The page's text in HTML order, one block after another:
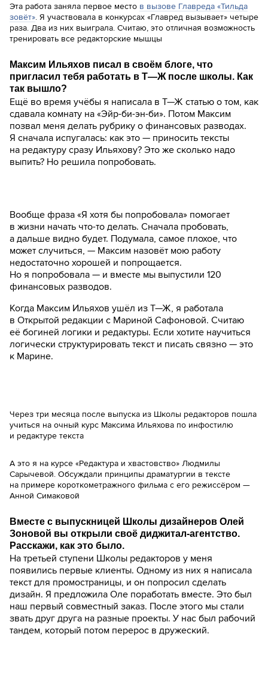
Эта работа заняла первое место в вызове Главреда «Тильда
зовёт». Я участвовала в конкурсах «Главред вызывает» четыре
раза. Два из них выиграла. Считаю, это отличная возможность
тренировать все редакторские мышцы
Максим Ильяхов писал в своём блоге, что
пригласил тебя работать в Т—Ж после школы. Как
так вышло?
Ещё во время учёбы я написала в Т—Ж статью о том, как
сдавала комнату на «Эйр-би-эн-би». Потом Максим
позвал меня делать рубрику о финансовых разводах.
Я сначала испугалась: как это — приносить тексты
на редактуру сразу Ильяхову? Это же сколько надо
выпить? Но решила попробовать.
Вообще фраза «Я хотя бы попробовала» помогает
в жизни начать что-то делать. Сначала пробовать,
а дальше видно будет. Подумала, самое плохое, что
может случиться, — Максим назовёт мою работу
недостаточно хорошей и попрощается.
Но я попробовала — и вместе мы выпустили 120
финансовых разводов.
Когда Максим Ильяхов ушёл из Т—Ж, я работала
в Открытой редакции с Мариной Сафоновой. Считаю
её богиней логики и редактуры. Если хотите научиться
логически структурировать текст и писать связно — это
к Марине.
Через три месяца после выпуска из Школы редакторов пошла
учиться на очный курс Максима Ильяхова по инфостилю
и редактуре текста
А это я на курсе «Редактура и хвастовство» Людмилы
Сарычевой. Обсуждали принципы драматургии в тексте
на примере короткометражного фильма с его режиссёром —
Анной Симаковой
Вместе с выпускницей Школы дизайнеров Олей
Зоновой вы открыли своё диджитал-агентство.
Расскажи, как это было.
На третьей ступени Школы редакторов у меня
появились первые клиенты. Одному из них я написала
текст для промостраницы, и он попросил сделать
дизайн. Я предложила Оле поработать вместе. Это был
наш первый совместный заказ. После этого мы стали
звать друг друга на разные проекты. У нас был рабочий
тандем, который потом перерос в дружеский.